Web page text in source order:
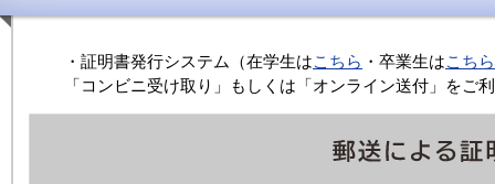
・証明書発行システム（在学生はこちら ・卒業生はこちら
「コンビニ受け取り」もしくは「オンライン送付」をご